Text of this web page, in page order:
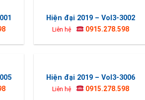
Hiện đại 2019 – Vol3-3002
Liên hệ 0915.278.598
Hiện đại 2019 – Vol3-3006
Liên hệ 0915.278.598